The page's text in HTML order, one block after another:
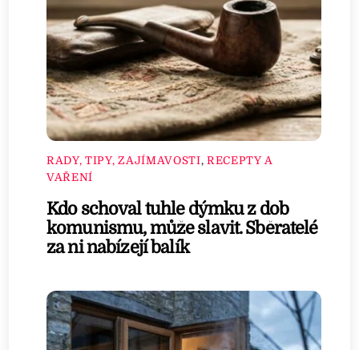
RADY, TIPY, ZAJÍMAVOSTI, RECEPTY A
VAŘENÍ
Kdo schoval tuhle dýmku z dob
komunismu, může slavit. Sběratelé
za ni nabízejí balík